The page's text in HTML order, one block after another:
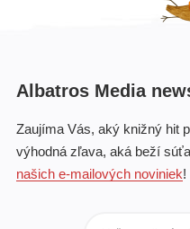
Albatros Media
Zaujíma Vás, aký knižný hit
výhodná zľava, aká beží
našich e-mailových noviniek!